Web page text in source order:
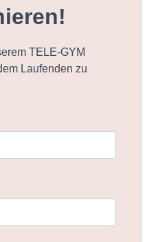
TELE-GYM
Laufenden zu